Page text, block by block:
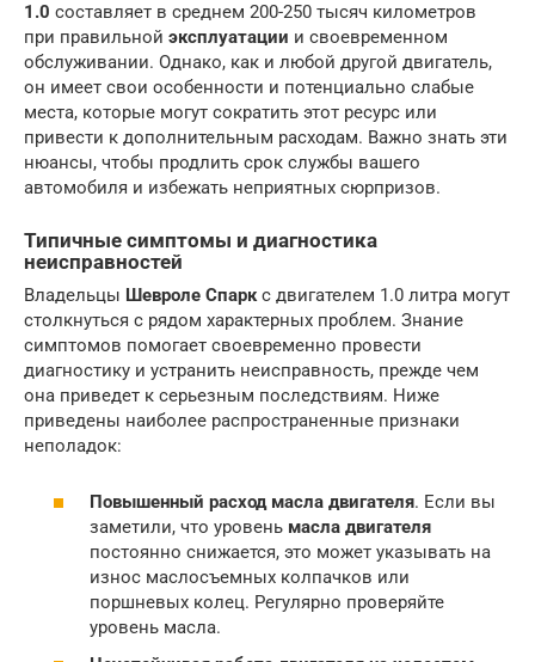
1.0 составляет в среднем 200-250 тысяч километров
при правильной эксплуатации и своевременном
обслуживании. Однако, как и любой другой двигатель,
он имеет свои особенности и потенциально слабые
места, которые могут сократить этот ресурс или
привести к дополнительным расходам. Важно знать эти
нюансы, чтобы продлить срок службы вашего
автомобиля и избежать неприятных сюрпризов.
Типичные симптомы и диагностика
неисправностей
Владельцы Шевроле Спаркс двигателем 1.0 литра могут
столкнуться с рядом характерных проблем. Знание
симптомов помогает своевременно провести
диагностику и устранить неисправность, прежде чем
она приведет к серьезным последствиям. Ниже
приведены наиболее распространенные признаки
неполадок:
Повышенный расход масла двигателя. Если вы
заметили, что уровень масла двигателя
постоянно снижается, это может указывать на
износ маслосъемных колпачков или
поршневых колец. Регулярно проверяйте
уровень масла.